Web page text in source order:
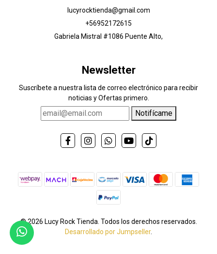
lucyrocktienda@gmail.com
+56952172615
Gabriela Mistral #1086 Puente Alto,
Newsletter
Suscríbete a nuestra lista de correo electrónico para recibir
noticias y Ofertas primero.
Notifícame
© 2026 Lucy Rock Tienda. Todos los derechos reservados.
Desarrollado por Jumpseller.